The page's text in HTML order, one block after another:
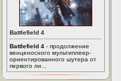
Battlefield 4
Battlefield 4 - продолжение
венценосного мультиплеер-
ориентированного шутера от
первого ли...